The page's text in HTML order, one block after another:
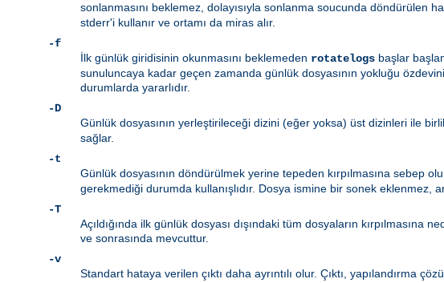
sonlanmasını beklemez, dolayısıyla sonlanma soucunda döndürülen
stderr'i kullanır ve ortamı da miras alır.
-f
İlk günlük giridisinin okunmasını beklemeden rotatelogs başlar
sunuluncaya kadar geçen zamanda günlük dosyasının yokluğu
durumlarda yararlıdır.
-D
Günlük dosyasının yerleştirileceği dizini (eğer yoksa) üst dizinleri ile
sağlar.
-t
Günlük dosyasının döndürülmek yerine tepeden kırpılmasına sebep
gerekmediği durumda kullanışlıdır. Dosya ismine bir sonek eklenmez,
-T
Açıldığında ilk günlük dosyası dışındaki tüm dosyaların
ve sonrasında mevcuttur.
-v
Standart hataya verilen çıktı daha ayrıntılı olur. Çıktı, yapılandırma